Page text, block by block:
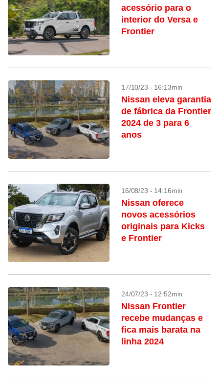
acessório para o
interior do Versa e
Frontier
17/10/23 - 16:13min
Nissan eleva garantia
de fábrica da Frontier
2024 de 3 para 6
anos
16/08/23 - 14:16min
Nissan oferece
novos acessórios
originais para Kicks
e Frontier
24/07/23 - 12:52min
Nissan Frontier
recebe mudanças e
fica mais barata na
linha 2024